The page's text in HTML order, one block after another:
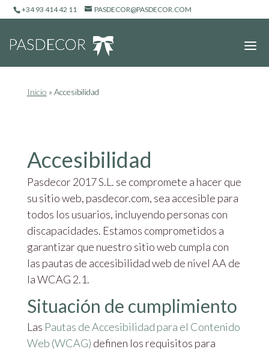
+34 93 414 42 11 PASDECOR@PASDECOR.COM
Inicio » Accesibilidad
Accesibilidad
Pasdecor 2017 S.L. se compromete a hacer que
su sitio web, pasdecor.com, sea accesible para
todos los usuarios, incluyendo personas con
discapacidades. Estamos comprometidos a
garantizar que nuestro sitio web cumpla con
las pautas de accesibilidad web de nivel AA de
la WCAG 2.1.
Situación de cumplimiento
Las Pautas de Accesibilidad para el Contenido
Web (WCAG) definen los requisitos para